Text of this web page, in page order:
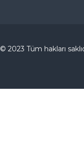
© 2023 Tüm hakları